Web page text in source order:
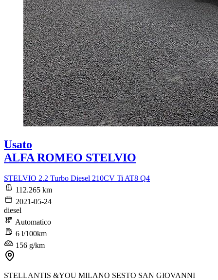
Usato
ALFA ROMEO STELVIO
STELVIO 2.2 Turbo Diesel 210CV Ti AT8 Q4
112.265 km
2021-05-24
diesel
Automatico
6 l/100km
156 g/km
STELLANTIS &YOU MILANO SESTO SAN GIOVANNI